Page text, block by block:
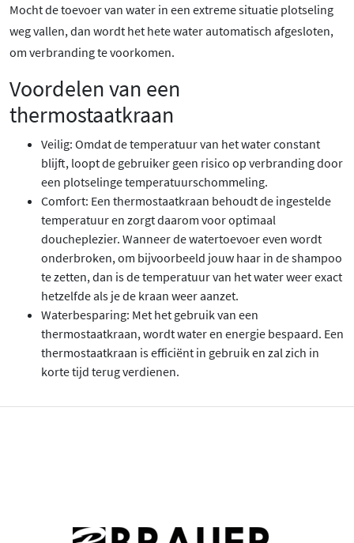
Mocht de toevoer van water in een extreme situatie plotseling
weg vallen, dan wordt het hete water automatisch afgesloten,
om verbranding te voorkomen.
Voordelen van een
thermostaatkraan
Veilig: Omdat de temperatuur van het water constant
blijft, loopt de gebruiker geen risico op verbranding door
een plotselinge temperatuurschommeling.
Comfort: Een thermostaatkraan behoudt de ingestelde
temperatuur en zorgt daarom voor optimaal
doucheplezier. Wanneer de watertoevoer even wordt
onderbroken, om bijvoorbeeld jouw haar in de shampoo
te zetten, dan is de temperatuur van het water weer exact
hetzelfde als je de kraan weer aanzet.
Waterbesparing: Met het gebruik van een
thermostaatkraan, wordt water en energie bespaard. Een
thermostaatkraan is efficiënt in gebruik en zal zich in
korte tijd terug verdienen.